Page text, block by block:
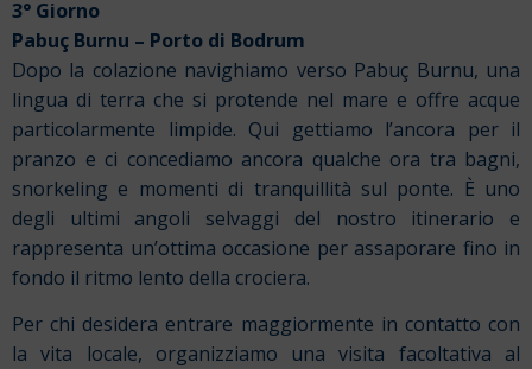
3° Giorno
Pabuç Burnu – Porto di Bodrum
Dopo la colazione navighiamo verso Pabuç Burnu, una
lingua di terra che si protende nel mare e offre acque
particolarmente limpide. Qui gettiamo l’ancora per il
pranzo e ci concediamo ancora qualche ora tra bagni,
snorkeling e momenti di tranquillità sul ponte. È uno
degli ultimi angoli selvaggi del nostro itinerario e
rappresenta un’ottima occasione per assaporare fino in
fondo il ritmo lento della crociera.
Per chi desidera entrare maggiormente in contatto con
la vita locale, organizziamo una visita facoltativa al